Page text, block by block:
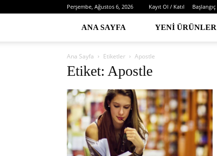
Perşembe, Ağustos 6, 2026 Kayıt Ol / Katıl Başlangıç
ANA SAYFA YENI ÜRÜNLER
Ana Sayfa Etiketler Apostle
Etiket: Apostle